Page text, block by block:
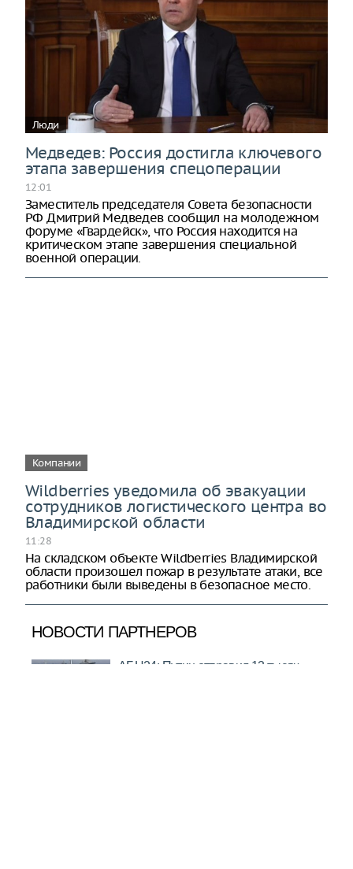
Люди
Медведев: Россия достигла ключевого
этапа завершения спецоперации
12:01
Заместитель председателя Совета безопасности
РФ Дмитрий Медведев сообщил на молодежном
форуме «Гвардейск», что Россия находится на
критическом этапе завершения специальной
военной операции.
Компании
Wildberries уведомила об эвакуации
сотрудников логистического центра во
Владимирской области
11:28
На складском объекте Wildberries Владимирской
области произошел пожар в результате атаки, все
работники были выведены в безопасное место.